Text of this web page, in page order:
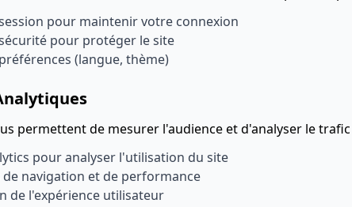
pour maintenir votre connexion
pour protéger le site
(langue, thème)
permettent de mesurer l'audience et d'analyser le
pour analyser l'utilisation du site
navigation et de performance
de l'expérience utilisateur